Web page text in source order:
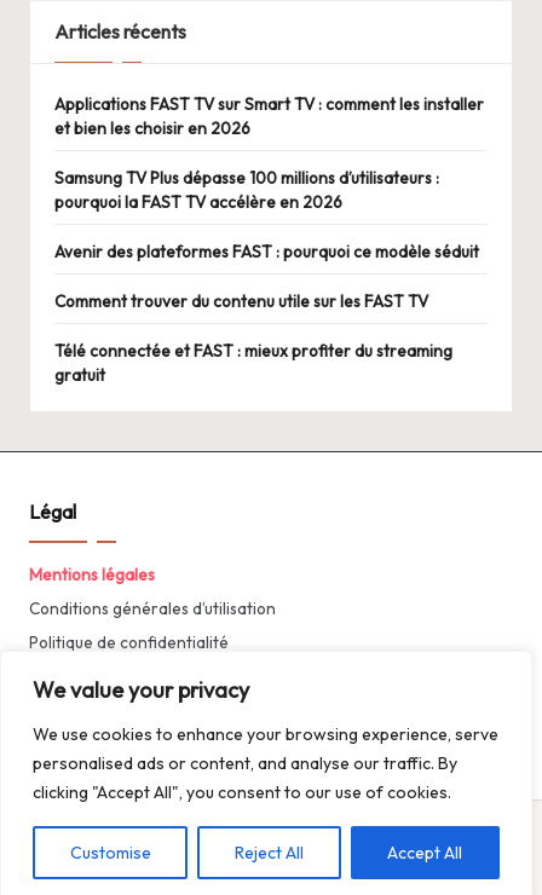
We value your privacy
We use cookies to enhance your browsing experience, serve
personalised ads or content, and analyse our traffic. By
clicking "Accept All", you consent to our use of cookies.
Customise Reject All Accept All
Articles récents
Applications FAST TV sur Smart TV : comment les installer
et bien les choisir en 2026
Samsung TV Plus dépasse 100 millions d’utilisateurs :
pourquoi la FAST TV accélère en 2026
Avenir des plateformes FAST : pourquoi ce modèle séduit
Comment trouver du contenu utile sur les FAST TV
Télé connectée et FAST : mieux profiter du streaming
gratuit
Légal
Mentions légales
Conditions générales d’utilisation
Politique de confidentialité
Bloglo WordPress Theme